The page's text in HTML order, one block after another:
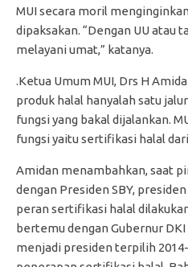
MUI secara moril
dipaksakan. “Dengan UU atau
melayani umat,” katanya.
.Ketua Umum MUI, Drs H
produk halal hanyalah satu
fungsi yang bakal dijalankan.
fungsi yaitu sertifikasi halal
Amidan menambahkan, saat
dengan Presiden SBY,
peran sertifikasi halal
bertemu dengan Gubernur
menjadi presiden terpilih